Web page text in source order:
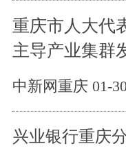
重庆市人大代
主导产业集群
中新网重庆 01-
兴业银行重庆